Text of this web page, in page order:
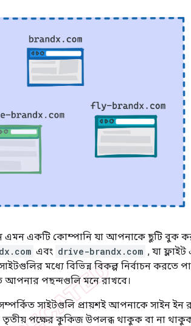
একটি কোম্পানি যা আপনাকে ছুটি বুক
এবং drive-brandx.com , যা
মধ্যে বিভিন্ন বিকল্প নির্বাচন
আপনার পছন্দগুলি মনে রাখবে।
সাইটগুলি প্রায়শই আপনাকে সাইন
তৃতীয় পক্ষের কুকিজ উপলব্ধ থাকুক বা না